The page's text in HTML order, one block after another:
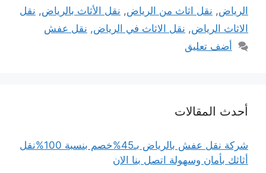
الرياض, نقل اثاث من الرياض, نقل الأثاث بالرياض, نقل
الاثاث الرياض, نقل الاثاث في الرياض, نقل عفش
أضف تعليق
أحدث المقالات
شركة نقل عفش بالرياض بـ45%خصم بنسبة 100%نقل
أثاثك بأمان وسهولة اتصل بنا الان